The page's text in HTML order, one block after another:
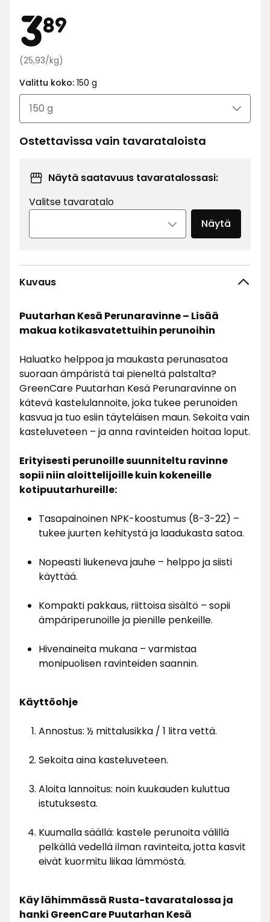
Hinta
389
€
(25,93/kg)
25,93
€
Valittu koko: 150 g
Ostettavissa vain tavarataloista
Näytä saatavuus tavaratalossasi:
Valitse tavaratalo
Näytä
Kuvaus
Puutarhan Kesä Perunaravinne – Lisää
makua kotikasvatettuihin perunoihin
Haluatko helppoa ja maukasta perunasatoa
suoraan ämpäristä tai pieneltä palstalta?
GreenCare Puutarhan Kesä Perunaravinne on
kätevä kastelulannoite, joka tukee perunoiden
kasvua ja tuo esiin täyteläisen maun. Sekoita vain
kasteluveteen – ja anna ravinteiden hoitaa loput.
Erityisesti perunoille suunniteltu ravinne
sopii niin aloittelijoille kuin kokeneille
kotipuutarhureille:
Tasapainoinen NPK-koostumus (8-3-22) –
tukee juurten kehitystä ja laadukasta satoa.
Nopeasti liukeneva jauhe – helppo ja siisti
käyttää.
Kompakti pakkaus, riittoisa sisältö – sopii
ämpäriperunoille ja pienille penkeille.
Hivenaineita mukana – varmistaa
monipuolisen ravinteiden saannin.
Käyttöohje
Annostus: ½ mittalusikka / 1 litra vettä.
Sekoita aina kasteluveteen.
Aloita lannoitus: noin kuukauden kuluttua
istutuksesta.
Kuumalla säällä: kastele perunoita välillä
pelkällä vedellä ilman ravinteita, jotta kasvit
eivät kuormitu liikaa lämmöstä.
Käy lähimmässä Rusta-tavaratalossa ja
hanki GreenCare Puutarhan Kesä